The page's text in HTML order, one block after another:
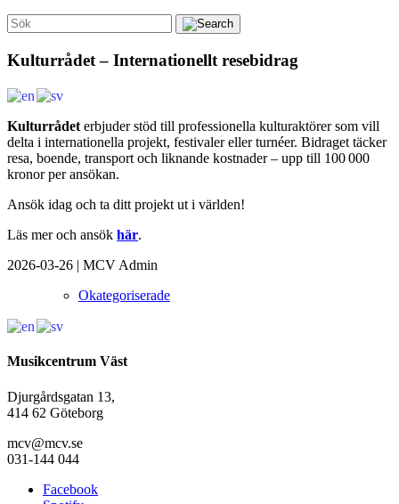
Kulturrådet – Internationellt resebidrag
Kulturrådet erbjuder stöd till professionella kulturaktörer som vill
delta i internationella projekt, festivaler eller turnéer. Bidraget täcker
resa, boende, transport och liknande kostnader – upp till 100 000
kronor per ansökan.
Ansök idag och ta ditt projekt ut i världen!
Läs mer och ansök här.
2026-03-26 | MCV Admin
Okategoriserade
Musikcentrum Väst
Djurgårdsgatan 13,
414 62 Göteborg
mcv@mcv.se
031-144 044
Facebook